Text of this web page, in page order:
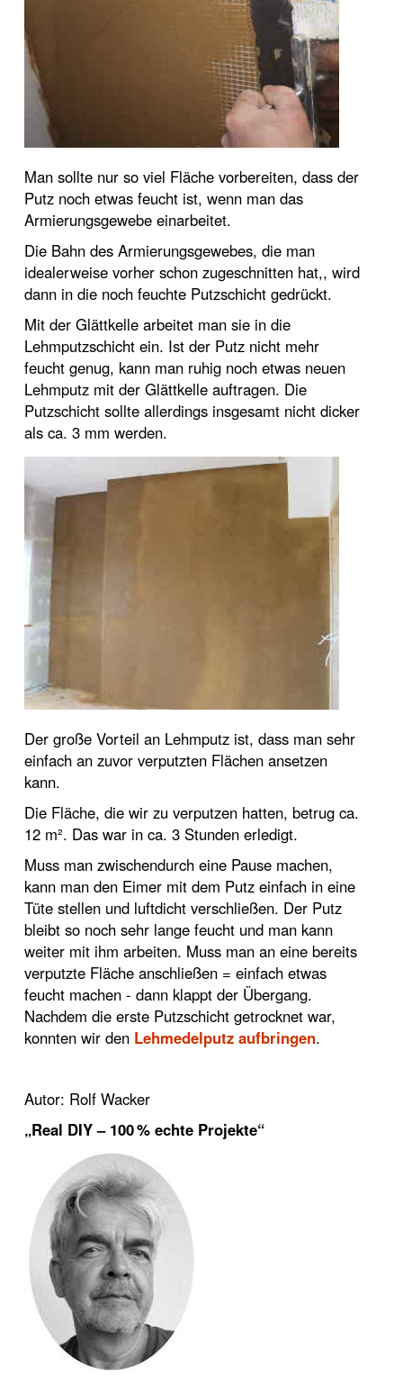
Man sollte nur so viel Fläche vorbereiten, dass der
Putz noch etwas feucht ist, wenn man das
Armierungsgewebe einarbeitet.
Die Bahn des Armierungsgewebes, die man
idealerweise vorher schon zugeschnitten hat,, wird
dann in die noch feuchte Putzschicht gedrückt.
Mit der Glättkelle arbeitet man sie in die
Lehmputzschicht ein. Ist der Putz nicht mehr
feucht genug, kann man ruhig noch etwas neuen
Lehmputz mit der Glättkelle auftragen. Die
Putzschicht sollte allerdings insgesamt nicht dicker
als ca. 3 mm werden.
Der große Vorteil an Lehmputz ist, dass man sehr
einfach an zuvor verputzten Flächen ansetzen
kann.
Die Fläche, die wir zu verputzen hatten, betrug ca.
12 m². Das war in ca. 3 Stunden erledigt.
Muss man zwischendurch eine Pause machen,
kann man den Eimer mit dem Putz einfach in eine
Tüte stellen und luftdicht verschließen. Der Putz
bleibt so noch sehr lange feucht und man kann
weiter mit ihm arbeiten. Muss man an eine bereits
verputzte Fläche anschließen = einfach etwas
feucht machen - dann klappt der Übergang.
Nachdem die erste Putzschicht getrocknet war,
konnten wir den Lehmedelputz aufbringen.
Autor: Rolf Wacker
„Real DIY – 100 % echte Projekte“